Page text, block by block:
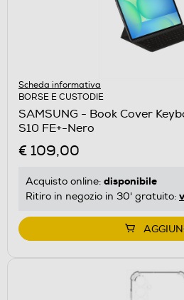
Scheda informativa
BORSE E CUSTODIE
SAMSUNG - Book Cover
S10 FE+-Nero
€ 109,00
Acquisto online: disponibile
Ritiro in negozio in 30' gratuito: